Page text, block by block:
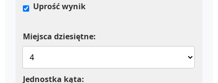
Uprość wynik
Miejsca dziesiętne:
Jednostka kąta: